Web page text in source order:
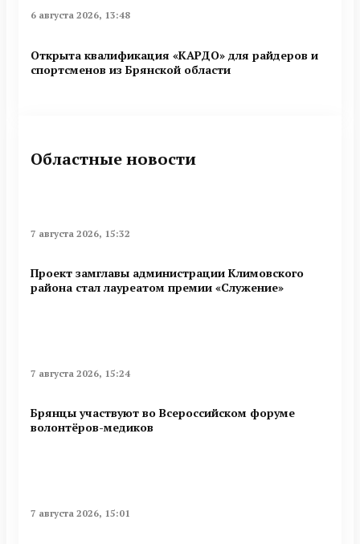
6 августа 2026, 13:48
Открыта квалификация «КАРДО» для райдеров и
спортсменов из Брянской области
Областные новости
7 августа 2026, 15:32
Проект замглавы администрации Климовского
района стал лауреатом премии «Служение»
7 августа 2026, 15:24
Брянцы участвуют во Всероссийском форуме
волонтёров-медиков
7 августа 2026, 15:01